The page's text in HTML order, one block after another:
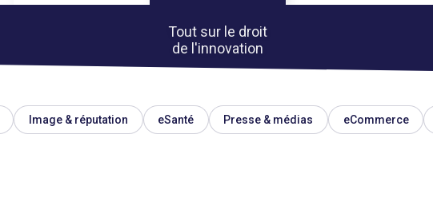
Tout sur le droit
de l'innovation
Image & réputation eSanté Presse & médias eCommerce